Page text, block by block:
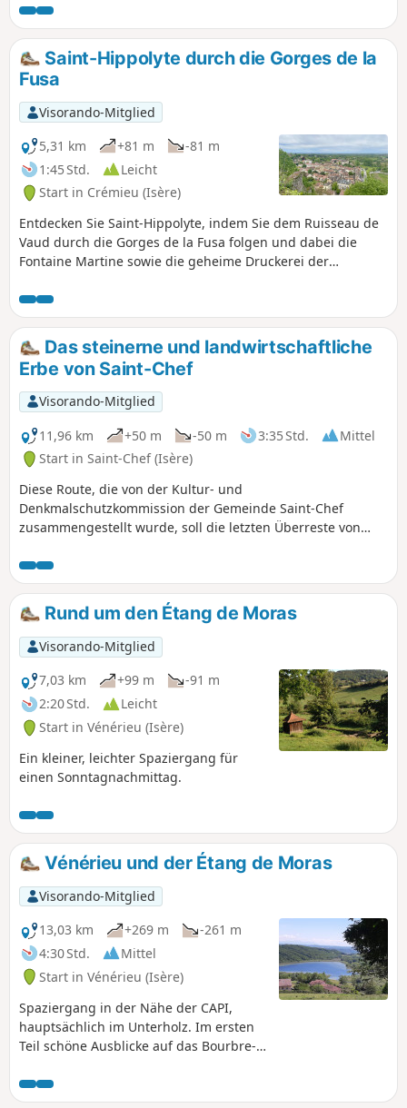
Bergkette Belledonne. Auf dem Rückweg führt die Route
durch den Wald, ohne gut sichtbare Spuren (GPS oder die
App Visorando sind hilfreich), um zu einem natürlichen
Teich, dem Étang Flocarde, zu gelangen. Der Rückweg führt
über die Ebene von Devin.
Saint-Hippolyte durch die Gorges de la
Fusa
Visorando-Mitglied
5,31 km
+81 m
-81 m
1:45 Std.
Leicht
Start in Crémieu (Isère)
Entdecken Sie Saint-Hippolyte, indem Sie dem Ruisseau de
Vaud durch die Gorges de la Fusa folgen und dabei die
Fontaine Martine sowie die geheime Druckerei der
Das steinerne und landwirtschaftliche
Erbe von Saint-Chef
Visorando-Mitglied
11,96 km
+50 m -50 m 3:35 Std.
Mittel
Start in Saint-Chef (Isère)
Diese Route, die von der Kultur- und
Denkmalschutzkommission der Gemeinde Saint-Chef
zusammengestellt wurde, soll die letzten Überreste von
erbauten Wohnhäuser und Bauernhöfe und das kleine
ländliche Kulturerbe zur Geltung bringen. Die Wanderung,
die überwiegend nach Süden ausgerichtet ist und an den
Hängen von Chamont und Trieux entlangführt, ist zwischen
September und Juni sehr angenehm, sollte jedoch bei
großer Hitze im Sommer vermieden werden. Der erste Teil
zwischen den Punkten (1) und (2) entlang des Baches Ver
kann bei starkem Regen schlammige Passagen aufweisen.
Ein bedeutender Teil der Strecke verläuft auf asphaltierten
Straßen. Die meisten dieser Straßen sind jedoch ehemalige
Verbindungswege mit sehr geringem Verkehrsaufkommen.
Nur die Straße von Chamont erfordert zwischen den
Rund um den Étang de Moras
Visorando-Mitglied
7,03 km
+99 m
-91 m
2:20 Std.
Leicht
Start in Vénérieu (Isère)
Ein kleiner, leichter Spaziergang für
einen Sonntagnachmittag.
Vénérieu und der Étang de Moras
Visorando-Mitglied
13,03 km
+269 m
-261 m
4:30 Std.
Mittel
Start in Vénérieu (Isère)
Spaziergang in der Nähe der CAPI,
hauptsächlich im Unterholz. Im ersten
Teil schöne Ausblicke auf das Bourbre-
Auf dem Rückweg geht es am Étang de
Moras entlang, aber das Schilf versperrt